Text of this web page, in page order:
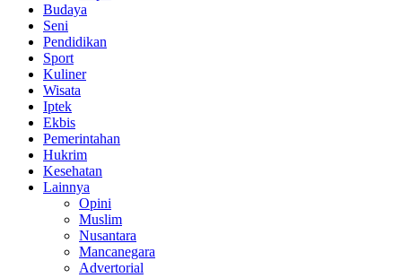
Budaya
Seni
Pendidikan
Sport
Kuliner
Wisata
Iptek
Ekbis
Pemerintahan
Hukrim
Kesehatan
Lainnya
Opini
Muslim
Nusantara
Mancanegara
Advertorial